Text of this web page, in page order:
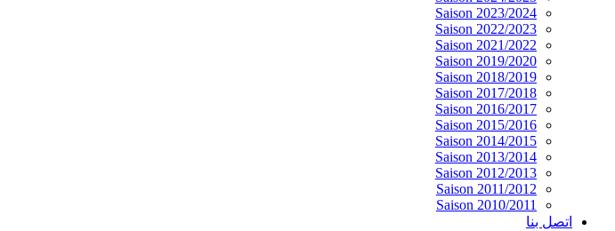
Saison 2023/2024
Saison 2022/2023
Saison 2021/2022
Saison 2019/2020
Saison 2018/2019
Saison 2017/2018
Saison 2016/2017
Saison 2015/2016
Saison 2014/2015
Saison 2013/2014
Saison 2012/2013
Saison 2011/2012
Saison 2010/2011
اتصل بنا